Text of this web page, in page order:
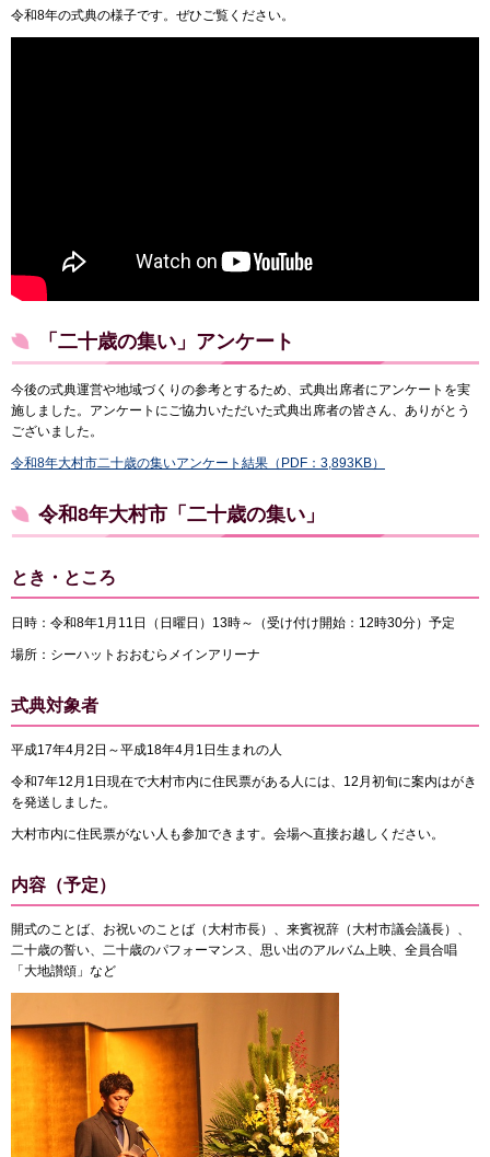
令和8年の式典の様子です。ぜひご覧ください。
「二十歳の集い」アンケート
今後の式典運営や地域づくりの参考とするため、式典出席者にアンケートを実
施しました。アンケートにご協力いただいた式典出席者の皆さん、ありがとう
ございました。
令和8年大村市二十歳の集いアンケート結果（PDF：3,893KB）
令和8年大村市「二十歳の集い」
とき・ところ
日時：令和8年1月11日（日曜日）13時～（受け付け開始：12時30分）予定
場所：シーハットおおむらメインアリーナ
式典対象者
平成17年4月2日～平成18年4月1日生まれの人
令和7年12月1日現在で大村市内に住民票がある人には、12月初旬に案内はがき
を発送しました。
大村市内に住民票がない人も参加できます。会場へ直接お越しください。
内容（予定）
開式のことば、お祝いのことば（大村市長）、来賓祝辞（大村市議会議長）、
二十歳の誓い、二十歳のパフォーマンス、思い出のアルバム上映、全員合唱
「大地讃頌」など